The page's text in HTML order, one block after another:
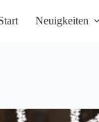
Neuigkeiten